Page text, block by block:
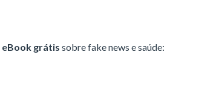
eBook grátis sobre fake news e saúde: